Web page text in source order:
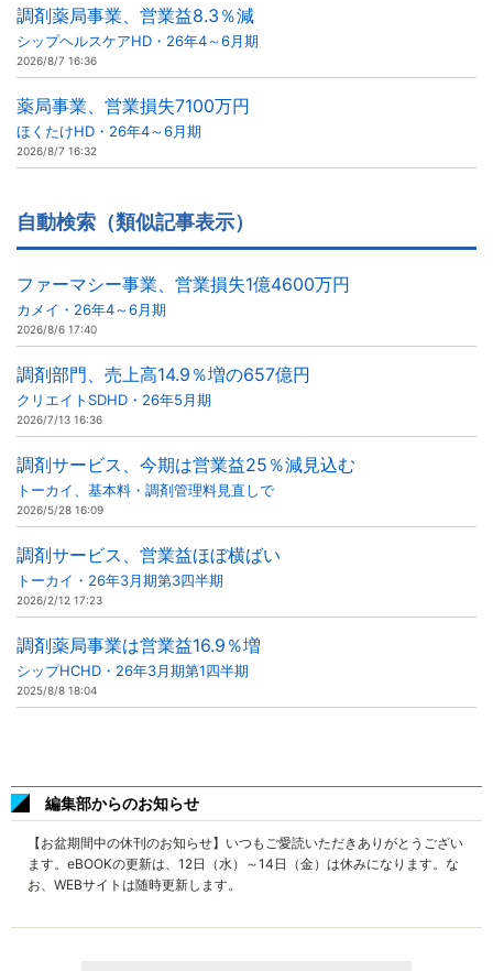
調剤薬局事業、営業益8.3％減
シップヘルスケアHD・26年4～6月期
2026/8/7 16:36
薬局事業、営業損失7100万円
ほくたけHD・26年4～6月期
2026/8/7 16:32
自動検索（類似記事表示）
ファーマシー事業、営業損失1億4600万円
カメイ・26年4～6月期
2026/8/6 17:40
調剤部門、売上高14.9％増の657億円
クリエイトSDHD・26年5月期
2026/7/13 16:36
調剤サービス、今期は営業益25％減見込む
トーカイ、基本料・調剤管理料見直しで
2026/5/28 16:09
調剤サービス、営業益ほぼ横ばい
トーカイ・26年3月期第3四半期
2026/2/12 17:23
調剤薬局事業は営業益16.9％増
シップHCHD・26年3月期第1四半期
2025/8/8 18:04
編集部からのお知らせ
【お盆期間中の休刊のお知らせ】いつもご愛読いただきありがとうござい
ます。eBOOKの更新は、12日（水）～14日（金）は休みになります。な
お、WEBサイトは随時更新します。